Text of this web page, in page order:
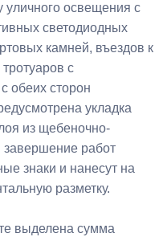
уличного освещения с
светодиодных
камней, въездов к
с
обеих сторон
укладка
из щебеночно-
завершение работ
знаки и нанесут на
разметку.
выделена сумма